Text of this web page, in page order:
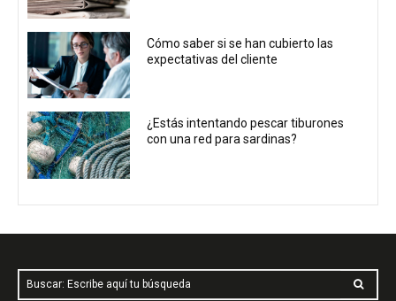
Cómo saber si se han cubierto las
expectativas del cliente
¿Estás intentando pescar tiburones
con una red para sardinas?
Buscar: Escribe aquí tu búsqueda